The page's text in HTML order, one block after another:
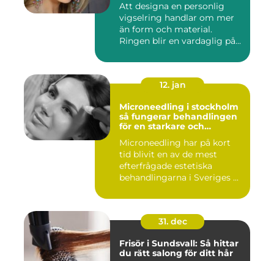
Att designa en personlig
vigselring handlar om mer
än form och material.
Ringen blir en vardaglig på...
12. jan
Microneedling i stockholm
så fungerar behandlingen
för en starkare och
Microneedling har på kort
tid blivit en av de mest
efterfrågade estetiska
behandlingarna i Sveriges ...
31. dec
Frisör i Sundsvall: Så hittar
du rätt salong för ditt hår